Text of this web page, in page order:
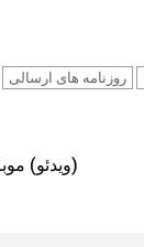
روزنامه های ارسالی
(ویدئو)